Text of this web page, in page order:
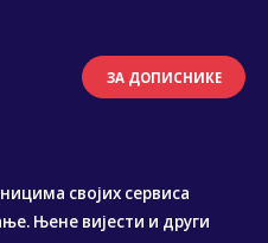
ЗА ДОПИСНИКЕ
својих сервиса
Њене вијести и други